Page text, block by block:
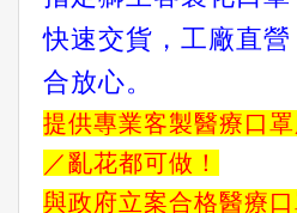
快速交貨，工廠直
合放心。
提供專業客製醫療口
／亂花都可做！
與政府立案合格醫療